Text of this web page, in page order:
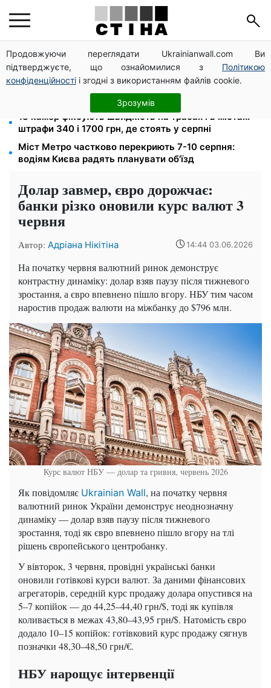
Продовжуючи переглядати Ukrainianwall.com Ви
підтверджуєте, що ознайомилися з Політикою
конфіденційності і згодні з використанням файлів cookie.
Зрозумів
Звільнені з полону безплатно відновлять
посвідчення водія: умови від МВС
26 000 підписів — Зеленський доручив РНБО
позбавляти водіїв прав за систематичні порушення
18 камер фіксують швидкість на трасах і в містах:
штрафи 340 і 1700 грн, де стоять у серпні
Міст Метро частково перекриють 7-10 серпня:
водіям Києва радять планувати об'їзд
Долар завмер, євро дорожчає:
банки різко оновили курс валют 3
червня
Автор: Адріана Нікітіна 14:44 03.06.2026
На початку червня валютний ринок демонструє
контрастну динаміку: долар взяв паузу після тижневого
зростання, а євро впевнено пішло вгору. НБУ тим часом
наростив продаж валюти на міжбанку до $796 млн.
Курс валют НБУ — долар та гривня, червень 2026
Як повідомляє Ukrainian Wall, на початку червня
валютний ринок України демонструє неоднозначну
динаміку — долар взяв паузу після тижневого
зростання, тоді як євро впевнено пішло вгору на тлі
рішень європейського центробанку.
У вівторок, 3 червня, провідні українські банки
оновили готівкові курси валют. За даними фінансових
агрегаторів, середній курс продажу долара опустився на
5–7 копійок — до 44,25–44,40 грн/$, тоді як купівля
коливається в межах 43,80–43,95 грн/$. Натомість євро
додало 10–15 копійок: готівковий курс продажу сягнув
позначки 48,30–48,50 грн/€.
НБУ нарощує інтервенції